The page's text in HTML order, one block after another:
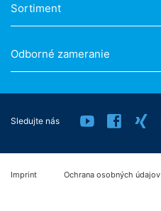
Sortiment
Odborné zameranie
Sledujte nás
Imprint Ochrana osobných údajov